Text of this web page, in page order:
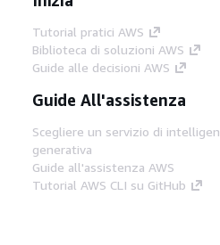
Tutorial pratici AWS
Biblioteca di soluzioni AWS
Guide alle decisioni AWS
Guide All'assistenza
Scegliere un servizio di
generativa
Guide all'assistenza AWS
Tutorial AWS CLI su GitHub